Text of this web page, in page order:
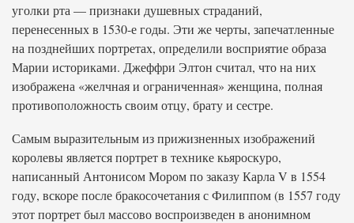
уголки рта — признаки душевных страданий,
перенесенных в 1530-е годы. Эти же черты, запечатленные
на позднейших портретах, определили восприятие образа
Марии историками. Джеффри Элтон считал, что на них
изображена «желчная и ограниченная» женщина, полная
противоположность своим отцу, брату и сестре.
Самым выразительным из прижизненных изображений
королевы является портрет в технике кьяроскуро,
написанный Антонисом Мором по заказу Карла V в 1554
году, вскоре после бракосочетания с Филиппом (в 1557 году
этот портрет был массово воспроизведен в анонимном